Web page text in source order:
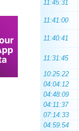
11:45:31
11:41:00
11:40:41
11:31:45
10:25:22
04:04:12
04:48:09
04:11:37
07:14:33
04:59:54